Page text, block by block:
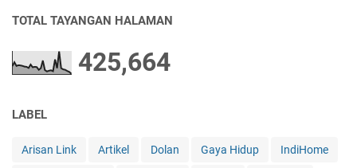
TOTAL TAYANGAN HALAMAN
425,664
LABEL
Arisan Link Artikel Dolan Gaya Hidup IndiHome